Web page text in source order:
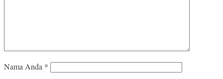
Nama Anda *